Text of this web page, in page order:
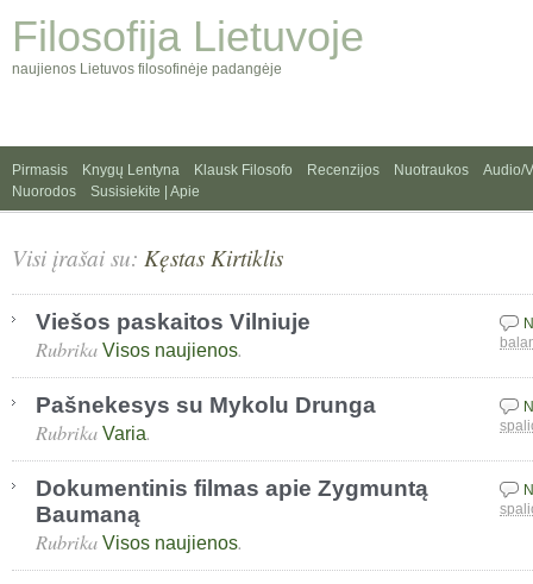
Filosofija Lietuvoje
naujienos Lietuvos filosofinėje padangėje
Pirmasis Knygų Lentyna Klausk Filosofo Recenzijos Nuotraukos
Audio/
Nuorodos
Susisiekite | Apie
Visi įrašai su: Kęstas Kirtiklis
Viešos paskaitos Vilniuje
Rubrika Visos naujienos.
Pašnekesys su Mykolu Drunga
Rubrika Varia.
Dokumentinis filmas apie Zygmuntą
Baumaną
Rubrika Visos naujienos.